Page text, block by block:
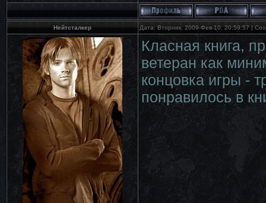
Нейтсталкер Дата: Вторник, 2009-Фев-10, 20:59:57 |
Класная книга,
ветеран как
концовка игры -
понравилось в